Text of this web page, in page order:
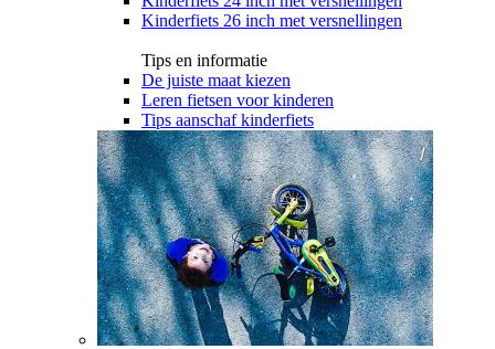
Kinderfiets 26 inch met versnellingen
Tips en informatie
De juiste maat kiezen
Leren fietsen voor kinderen
Tips aanschaf kinderfiets